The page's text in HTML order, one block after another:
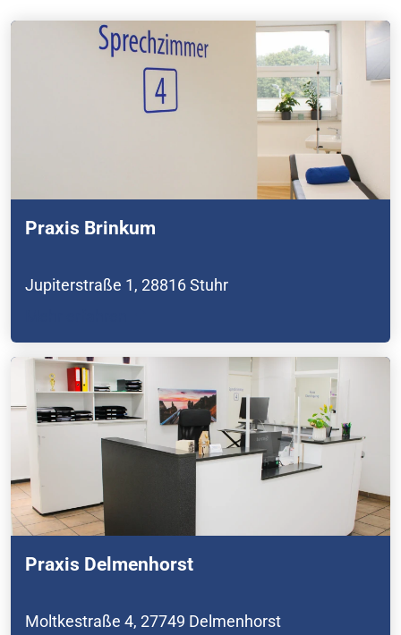
Praxis Brinkum
Jupiterstraße 1, 28816 Stuhr
Praxis Delmenhorst
Moltkestraße 4, 27749 Delmenhorst